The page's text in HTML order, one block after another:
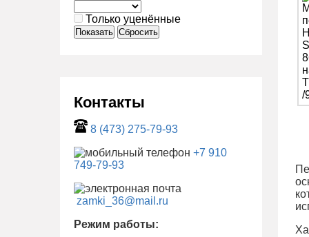
Только уценённые
Показать Сбросить
Контакты
8 (473) 275-79-93
+7 910
749-79-93
zamki_36@mail.ru
Режим работы: